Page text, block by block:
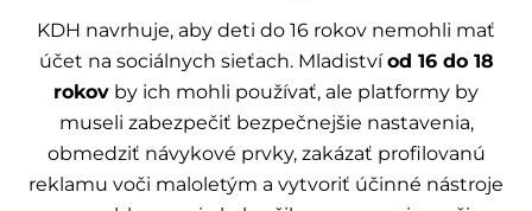
KDH navrhuje, aby deti do 16 rokov nemohli mať
účet na sociálnych sieťach. Mladistvíod 16 do 18
rokov by ich mohli používať, ale platformy by
museli zabezpečiť bezpečnejšie nastavenia,
obmedziť návykové prvky, zakázať profilovanú
reklamu voči maloletým a vytvoriť účinné nástroje